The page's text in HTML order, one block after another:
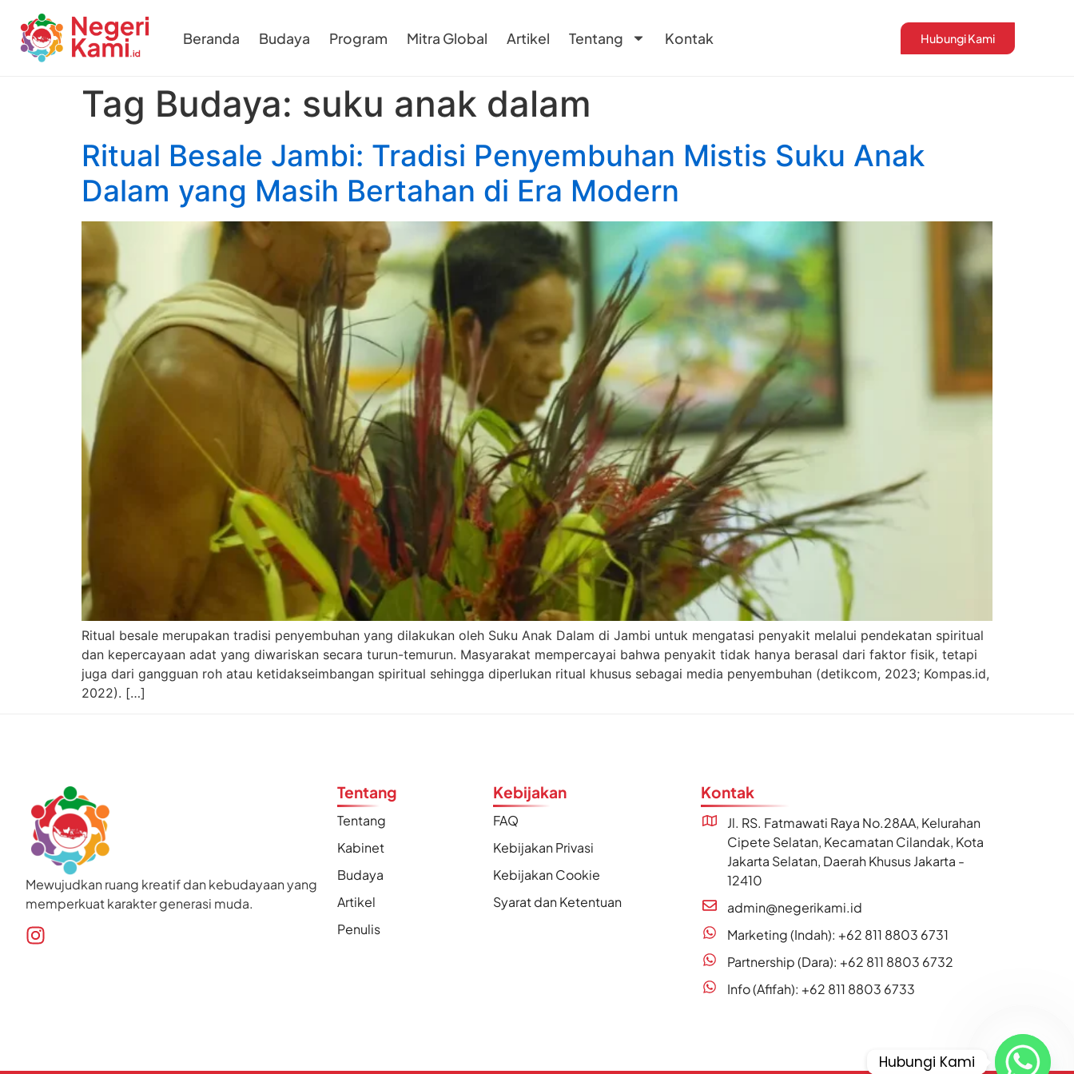
Beranda Budaya Program Mitra Global Artikel Tentang Kontak Hubungi Kami
Tag Budaya: suku anak dalam
Ritual Besale Jambi: Tradisi Penyembuhan Mistis Suku Anak
Dalam yang Masih Bertahan di Era Modern
Ritual besale merupakan tradisi penyembuhan yang dilakukan oleh Suku Anak Dalam di Jambi untuk mengatasi penyakit melalui pendekatan spiritual
dan kepercayaan adat yang diwariskan secara turun-temurun. Masyarakat mempercayai bahwa penyakit tidak hanya berasal dari faktor fisik, tetapi
juga dari gangguan roh atau ketidakseimbangan spiritual sehingga diperlukan ritual khusus sebagai media penyembuhan (detikcom, 2023; Kompas.id,
2022). […]
Mewujudkan ruang kreatif dan kebudayaan yang
memperkuat karakter generasi muda.
Tentang
Tentang
Kabinet
Budaya
Artikel
Penulis
Kebijakan
FAQ
Kebijakan Privasi
Kebijakan Cookie
Syarat dan Ketentuan
Kontak
Jl. RS. Fatmawati Raya No.28AA, Kelurahan
Cipete Selatan, Kecamatan Cilandak, Kota
Jakarta Selatan, Daerah Khusus Jakarta -
12410
admin@negerikami.id
Marketing (Indah): +62 811 8803 6731
Partnership (Dara): +62 811 8803 6732
Info (Afifah): +62 811 8803 6733
Hubungi Kami